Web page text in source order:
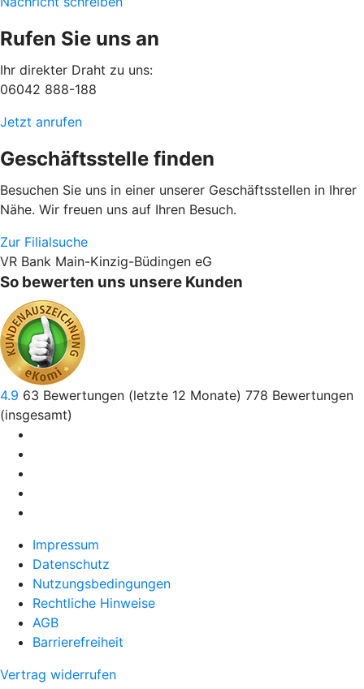
Rufen Sie uns an
Ihr direkter Draht zu uns:
06042 888-188
Jetzt anrufen
Geschäftsstelle finden
Besuchen Sie uns in einer unserer Geschäftsstellen in Ihrer
Nähe. Wir freuen uns auf Ihren Besuch.
Zur Filialsuche
VR Bank Main-Kinzig-Büdingen eG
So bewerten uns unsere Kunden
4.9 63 Bewertungen (letzte 12 Monate) 778 Bewertungen
(insgesamt)
Impressum
Datenschutz
Nutzungsbedingungen
Rechtliche Hinweise
AGB
Barrierefreiheit
Vertrag widerrufen